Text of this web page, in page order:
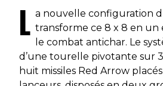
L a nouvelle configuration
transforme ce 8 x 8 en
le combat antichar. Le
d’une tourelle pivotante sur
huit missiles Red Arrow